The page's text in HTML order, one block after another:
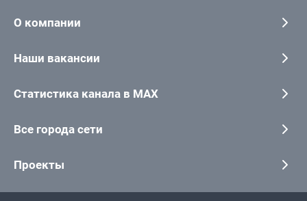
О компании
Наши вакансии
Статистика канала в MAX
Все города сети
Проекты